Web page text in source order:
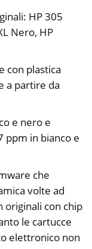
HP 305
Nero, HP
con plastica
a partire da
e nero e
ppm in bianco e
che
volte ad
originali con chip
le cartucce
elettronico non